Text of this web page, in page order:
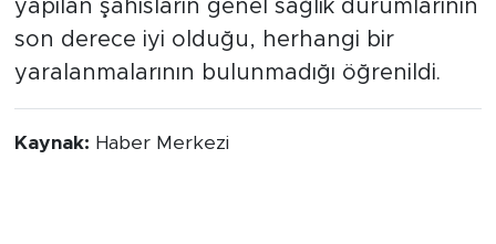
yapılan şahısların genel sağlık durumlarının
son derece iyi olduğu, herhangi bir
yaralanmalarının bulunmadığı öğrenildi.
Kaynak: Haber Merkezi